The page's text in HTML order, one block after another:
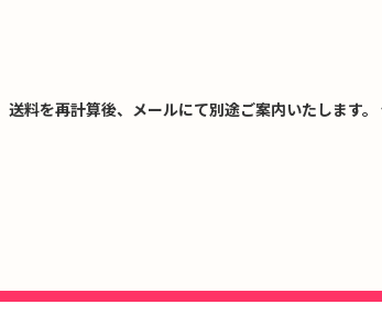
料を再計算後、メールにて別途ご案内いたします。